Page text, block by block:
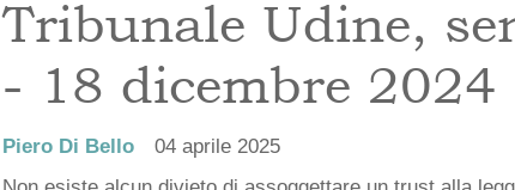
Tribunale Udine,
- 18 dicembre 2024
Piero Di Bello
04 aprile 2025